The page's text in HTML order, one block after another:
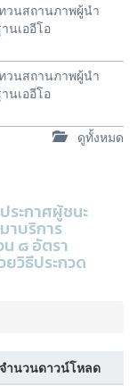
วนสถานภาพผู้นำ
นเออีโอ
วนสถานภาพผู้นำ
นเออีโอ
ดูทั้งหมด
ระกาศผู้ชนะ
าบริการ
๘ อัตรา
วิธีประกวด
จำนวนดาวน์โหลด